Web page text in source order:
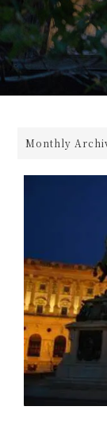
Monthly